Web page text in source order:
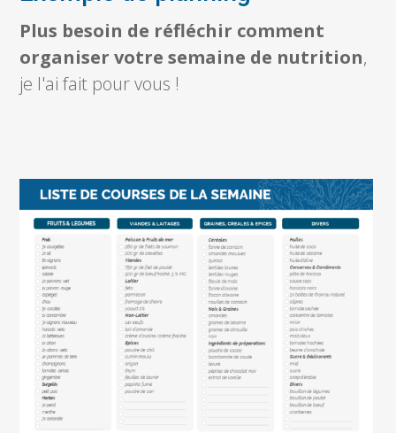
Plus besoin de réfléchir comment
organiser votre semaine de nutrition,
je l'ai fait pour vous !